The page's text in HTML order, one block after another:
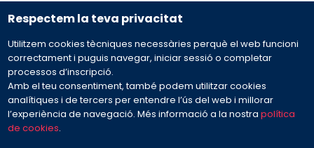
Respectem la teva privacitat
Utilitzem cookies tècniques necessàries perquè el web funcioni
correctament i puguis navegar, iniciar sessió o completar
processos d’inscripció.
Amb el teu consentiment, també podem utilitzar cookies
analítiques i de tercers per entendre l’ús del web i millorar
l’experiència de navegació. Més informació a la nostrapolítica
de cookies.
932 594 381
Preguntes freqüents
Envia'ns el teu missatge